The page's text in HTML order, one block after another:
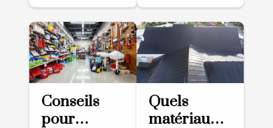
Conseils
pour
Quels
matériaux